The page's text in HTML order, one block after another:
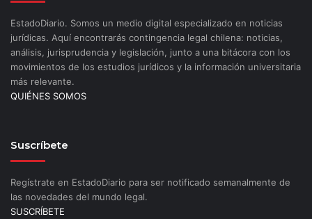
EstadoDiario. Somos un medio digital especializado en noticias
jurídicas. Aquí encontrarás contingencia legal chilena: noticias,
análisis, jurisprudencia y legislación, junto a una bitácora con los
movimientos de los estudios jurídicos y la información universitaria
más relevante.
QUIÉNES SOMOS
Suscríbete
Regístrate en EstadoDiario para ser notificado semanalmente de
las novedades del mundo legal.
SUSCRÍBETE